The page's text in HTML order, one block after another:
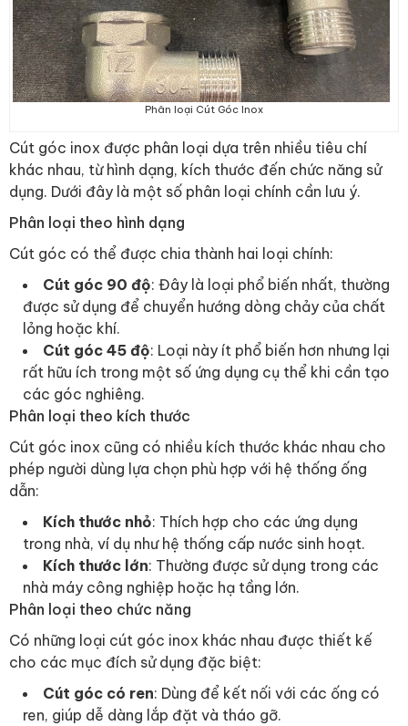
Phân loại Cút Góc Inox
Cút góc inox được phân loại dựa trên nhiều tiêu chí
khác nhau, từ hình dạng, kích thước đến chức năng sử
dụng. Dưới đây là một số phân loại chính cần lưu ý.
Phân loại theo hình dạng
Cút góc có thể được chia thành hai loại chính:
Cút góc 90 độ: Đây là loại phổ biến nhất, thường
được sử dụng để chuyển hướng dòng chảy của chất
lỏng hoặc khí.
Cút góc 45 độ: Loại này ít phổ biến hơn nhưng lại
rất hữu ích trong một số ứng dụng cụ thể khi cần tạo
các góc nghiêng.
Phân loại theo kích thước
Cút góc inox cũng có nhiều kích thước khác nhau cho
phép người dùng lựa chọn phù hợp với hệ thống ống
dẫn:
Kích thước nhỏ: Thích hợp cho các ứng dụng
trong nhà, ví dụ như hệ thống cấp nước sinh hoạt.
Kích thước lớn: Thường được sử dụng trong các
nhà máy công nghiệp hoặc hạ tầng lớn.
Phân loại theo chức năng
Có những loại cút góc inox khác nhau được thiết kế
cho các mục đích sử dụng đặc biệt:
Cút góc có ren: Dùng để kết nối với các ống có
ren, giúp dễ dàng lắp đặt và tháo gỡ.